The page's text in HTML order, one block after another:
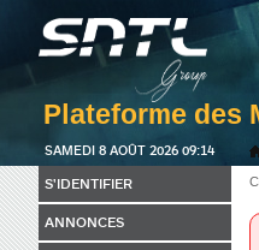
SAMEDI 8 AOÛT 2026 09:14
S'IDENTIFIER
ANNONCES